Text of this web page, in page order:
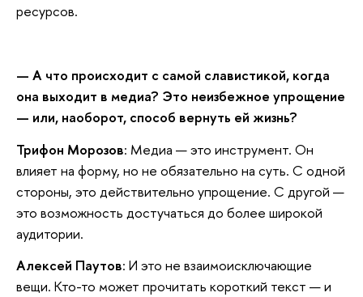
ресурсов.
— А что происходит с самой славистикой, когда
она выходит в медиа? Это неизбежное упрощение
— или, наоборот, способ вернуть ей жизнь?
Трифон Морозов: Медиа — это инструмент. Он
влияет на форму, но не обязательно на суть. С одной
стороны, это действительно упрощение. С другой —
это возможность достучаться до более широкой
аудитории.
Алексей Паутов: И это не взаимоисключающие
вещи. Кто-то может прочитать короткий текст — и